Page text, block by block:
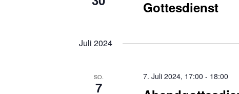
Gottesdienst
Juli 2024
SO.
7
7. Juli 2024, 17:00 - 18:00